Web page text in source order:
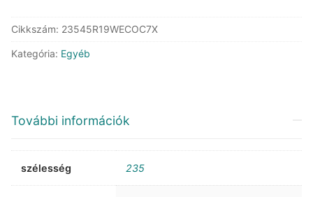
Cikkszám: 23545R19WECOC7X
Kategória: Egyéb
További információk
szélesség 235